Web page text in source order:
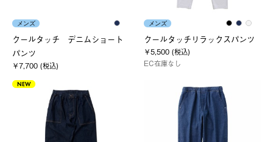
メンズ
クールタッチ デニムショート
パンツ
￥7,700 (税込)
メンズ
クールタッチリラックスパンツ
￥5,500 (税込)
EC在庫なし
NEW